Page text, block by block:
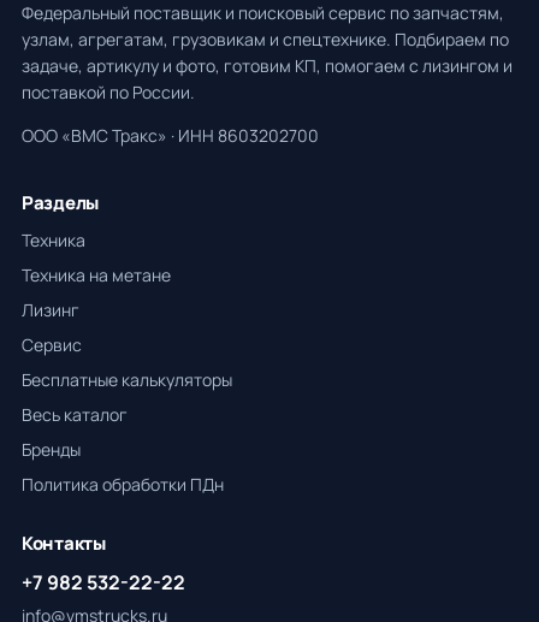
Федеральный поставщик и поисковый сервис по запчастям,
узлам, агрегатам, грузовикам и спецтехнике. Подбираем по
задаче, артикулу и фото, готовим КП, помогаем с лизингом и
поставкой по России.
ООО «ВМС Тракс» · ИНН 8603202700
Разделы
Техника
Техника на метане
Лизинг
Сервис
Бесплатные калькуляторы
Весь каталог
Бренды
Политика обработки ПДн
Контакты
+7 982 532-22-22
info@vmstrucks.ru